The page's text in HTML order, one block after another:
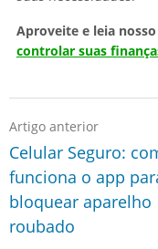
Aproveite e leia
controlar suas
Artigo anterior
Celular Seguro:
funciona o app
bloquear aparelho
roubado